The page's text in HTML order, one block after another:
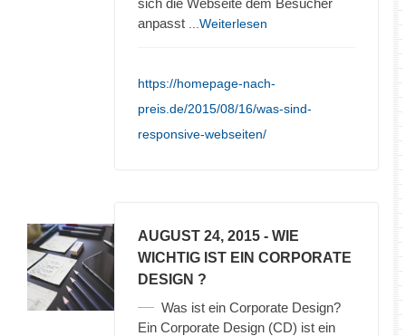
anpasst
...Weiterlesen
https://homepage-nach-
preis.de/2015/08/16/was-sind-
responsive-webseiten/
AUGUST 24, 2015 - WIE
WICHTIG IST EIN CORPORATE
DESIGN ?
Was ist ein Corporate Design?
Ein Corporate Design (CD) ist ein